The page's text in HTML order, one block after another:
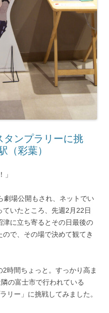
タンプラリーに挑
彩葉）
劇場公開もされ、ネットでい
いたところ、先週2月22日
に立ち寄るとその日最後の
ので、その場で決めて観てき
時間ちょっと。すっかり高ま
の富士市で行われている
リー」に挑戦してみました。